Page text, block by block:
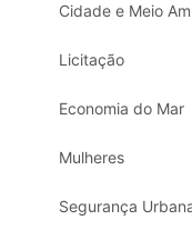
Cidade e Meio
Licitação
Economia do Mar
Mulheres
Segurança